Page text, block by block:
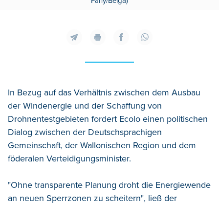
In Bezug auf das Verhältnis zwischen dem Ausbau
der Windenergie und der Schaffung von
Drohnentestgebieten fordert Ecolo einen politischen
Dialog zwischen der Deutschsprachigen
Gemeinschaft, der Wallonischen Region und dem
föderalen Verteidigungsminister.
"Ohne transparente Planung droht die Energiewende
an neuen Sperrzonen zu scheitern", ließ der